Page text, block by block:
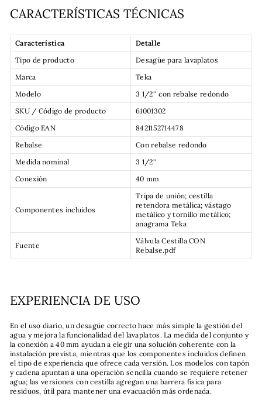
CARACTERÍSTICAS TÉCNICAS
Característica
Detalle
Tipo de producto
Desagüe para lavaplatos
Marca
Teka
Modelo
3 1/2'' con rebalse redondo
SKU / Código de producto
61001302
Código EAN
8421152714478
Rebalse
Con rebalse redondo
Medida nominal
3 1/2''
Conexión
40 mm
Componentes incluidos
Tripa de unión; cestilla
retendora metálica; vástago
metálico y tornillo metálico;
anagrama Teka
Fuente
Válvula Cestilla CON
Rebalse.pdf
EXPERIENCIA DE USO
En el uso diario, un desagüe correcto hace más simple la gestión del
agua y mejora la funcionalidad del lavaplatos. La medida del conjunto y
la conexión a 40 mm ayudan a elegir una solución coherente con la
instalación prevista, mientras que los componentes incluidos definen
el tipo de experiencia que ofrece cada versión. Los modelos con tapón
y cadena apuntan a una operación sencilla cuando se requiere retener
agua; las versiones con cestilla agregan una barrera física para
residuos, útil para mantener una evacuación más ordenada.